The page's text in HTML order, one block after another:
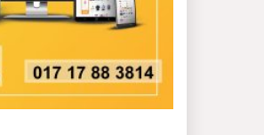
বাংলাদেশ বঙ্গবন্ধু গেরিলা
সংগঠনের নাম করণ পরিবর্তন
করে”বাংলাদেশ বঙ্গবন্ধু
আদর্শ লীগ করা হয়েছে